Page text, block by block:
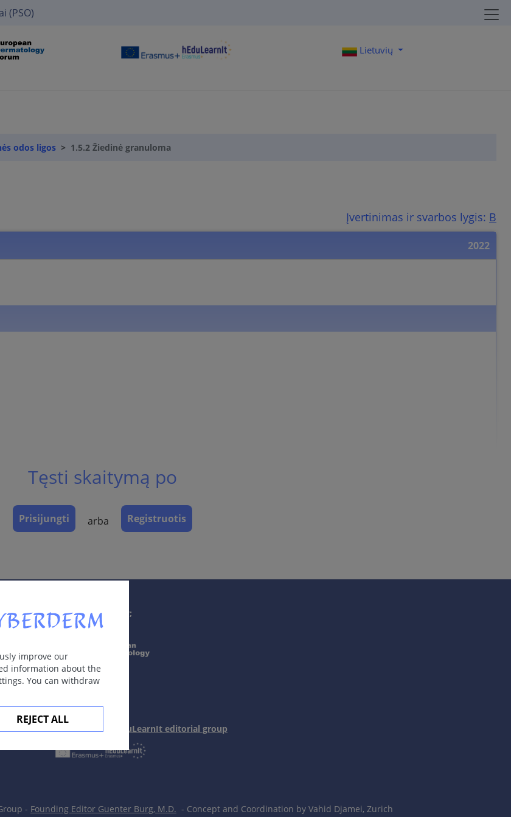
(PSO)
Lietuvių
odos ligos 1.5.2 Žiedinė granuloma
Įvertinimas ir svarbos lygis: B
2022
dažnesnė vaikams ir cukriniu diabetu sergantiems suaugusiesiems.
žiedais arba lankais. Poodinė forma: kieti ir paslankūs poodiniai mazgai. Neniežti.
esant išplitusiai (sin. diseminuotai) formai dažnai pažeidžiamas ir liemuo.
Tęsti skaitymą po
Prisijungti arba Registruotis
improve our
information about the
You can withdraw
REJECT ALL
Supported by;
with Erasmus+ hEduLearnIt editorial group
- Founding Editor Guenter Burg, M.D. - Concept and Coordination by Vahid Djamei, Zurich